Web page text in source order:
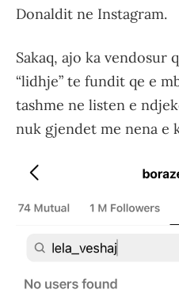
Donaldit ne Instagram.
Sakaq, ajo ka vendosur
“lidhje” te fundit qe e
tashme ne listen e
nuk gjendet me nena e